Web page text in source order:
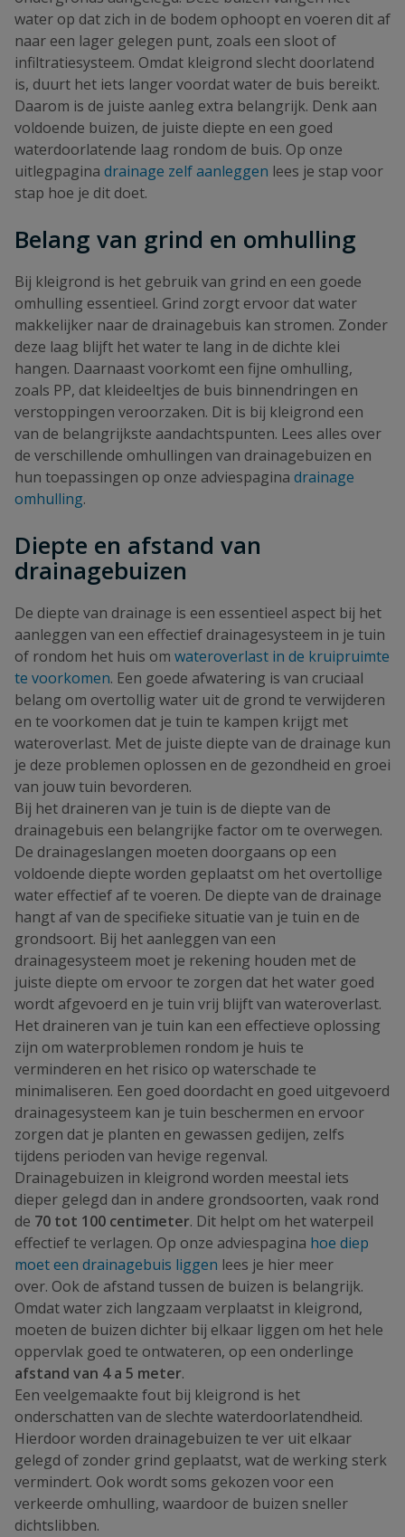
water op dat zich in de bodem ophoopt en voeren dit af
naar een lager gelegen punt, zoals een sloot of
infiltratiesysteem. Omdat kleigrond slecht doorlatend
is, duurt het iets langer voordat water de buis bereikt.
Daarom is de juiste aanleg extra belangrijk. Denk aan
voldoende buizen, de juiste diepte en een goed
waterdoorlatende laag rondom de buis. Op onze
uitlegpagina drainage zelf aanleggen lees je stap voor
stap hoe je dit doet.
Belang van grind en omhulling
Bij kleigrond is het gebruik van grind en een goede
omhulling essentieel. Grind zorgt ervoor dat water
makkelijker naar de drainagebuis kan stromen. Zonder
deze laag blijft het water te lang in de dichte klei
hangen. Daarnaast voorkomt een fijne omhulling,
zoals PP, dat kleideeltjes de buis binnendringen en
verstoppingen veroorzaken. Dit is bij kleigrond een
van de belangrijkste aandachtspunten. Lees alles over
de verschillende omhullingen van drainagebuizen en
hun toepassingen op onze adviespagina drainage
omhulling.
Diepte en afstand van
drainagebuizen
De diepte van drainage is een essentieel aspect bij het
aanleggen van een effectief drainagesysteem in je tuin
of rondom het huis om wateroverlast in de kruipruimte
te voorkomen. Een goede afwatering is van cruciaal
belang om overtollig water uit de grond te verwijderen
en te voorkomen dat je tuin te kampen krijgt met
wateroverlast. Met de juiste diepte van de drainage kun
je deze problemen oplossen en de gezondheid en groei
van jouw tuin bevorderen.
Bij het draineren van je tuin is de diepte van de
drainagebuis een belangrijke factor om te overwegen.
De drainageslangen moeten doorgaans op een
voldoende diepte worden geplaatst om het overtollige
water effectief af te voeren. De diepte van de drainage
hangt af van de specifieke situatie van je tuin en de
grondsoort. Bij het aanleggen van een
drainagesysteem moet je rekening houden met de
juiste diepte om ervoor te zorgen dat het water goed
wordt afgevoerd en je tuin vrij blijft van wateroverlast.
Het draineren van je tuin kan een effectieve oplossing
zijn om waterproblemen rondom je huis te
verminderen en het risico op waterschade te
minimaliseren. Een goed doordacht en goed uitgevoerd
drainagesysteem kan je tuin beschermen en ervoor
zorgen dat je planten en gewassen gedijen, zelfs
tijdens perioden van hevige regenval.
Drainagebuizen in kleigrond worden meestal iets
dieper gelegd dan in andere grondsoorten, vaak rond
de 70 tot 100 centimeter. Dit helpt om het waterpeil
effectief te verlagen. Op onze adviespagina hoe diep
moet een drainagebuis liggen lees je hier meer
over. Ook de afstand tussen de buizen is belangrijk.
Omdat water zich langzaam verplaatst in kleigrond,
moeten de buizen dichter bij elkaar liggen om het hele
oppervlak goed te ontwateren, op een onderlinge
afstand van 4 a 5 meter.
Een veelgemaakte fout bij kleigrond is het
onderschatten van de slechte waterdoorlatendheid.
Hierdoor worden drainagebuizen te ver uit elkaar
gelegd of zonder grind geplaatst, wat de werking sterk
vermindert. Ook wordt soms gekozen voor een
verkeerde omhulling, waardoor de buizen sneller
dichtslibben.